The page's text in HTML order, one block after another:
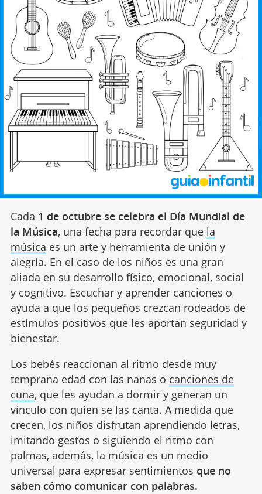
Cada 1 de octubre se celebra el Día Mundial de
la Música, una fecha para recordar que la
música es un arte y herramienta de unión y
alegría. En el caso de los niños es una gran
aliada en su desarrollo físico, emocional, social
y cognitivo. Escuchar y aprender canciones o
ayuda a que los pequeños crezcan rodeados de
estímulos positivos que les aportan seguridad y
bienestar.
Los bebés reaccionan al ritmo desde muy
temprana edad con las nanas o canciones de
cuna, que les ayudan a dormir y generan un
vínculo con quien se las canta. A medida que
crecen, los niños disfrutan aprendiendo letras,
imitando gestos o siguiendo el ritmo con
palmas, además, la música es un medio
universal para expresar sentimientos que no
saben cómo comunicar con palabras.